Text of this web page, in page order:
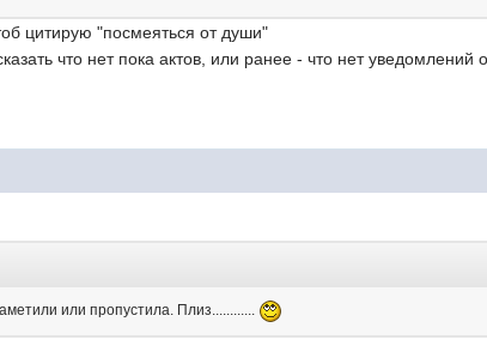
цитирую "посмеяться от души"
что нет пока актов, или ранее - что нет
или пропустила. Плиз............